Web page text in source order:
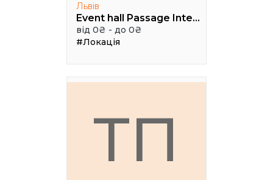
Львів
Event hall Passage Interdit
від 0₴ - до 0₴
#Локація
ТП